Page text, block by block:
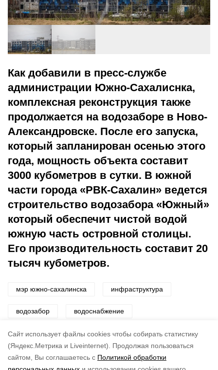
Cайт использует файлы cookies чтобы собирать статистику
(Яндекс.Метрика и Liveinternet).
Продолжая пользоваться
сайтом, Вы соглашаетесь с Политикой обработки
Как добавили в пресс-службе
администрации Южно-Сахалиснка,
комплексная реконструкция также
продолжается на водозаборе в Ново-
Александровске. После его запуска,
который запланирован осенью этого
года, мощность объекта составит
3000 кубометров в сутки. В южной
части города «РВК-Сахалин» ведется
строительство водозабора «Южный»
который обеспечит чистой водой
южную часть островной столицы.
Его производительность составит 20
тысяч кубометров.
мэр южно-сахалинска инфраструктура
водозабор водоснабжение
сахалинская коммунальная компания